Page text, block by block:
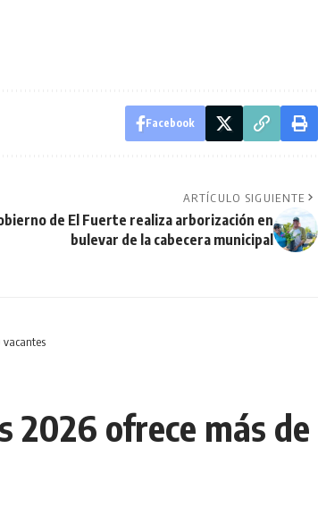
Facebook
ARTÍCULO SIGUIENTE
de El Fuerte realiza arborización en
bulevar de la cabecera municipal
vacantes
2026 ofrece más de